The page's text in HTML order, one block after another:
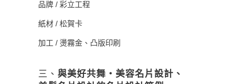
品牌 / 彩立工程
紙材 / 松賀卡
加工 / 燙霧金、凸版印刷
三、 與美好共舞・美容名片設計、